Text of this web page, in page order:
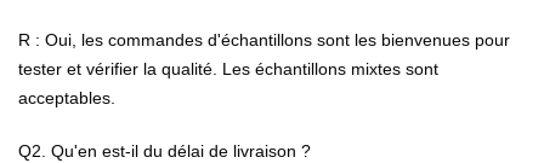
R : Oui, les commandes d'échantillons sont les bienvenues pour
tester et vérifier la qualité. Les échantillons mixtes sont
acceptables.
Q2. Qu'en est-il du délai de livraison ?